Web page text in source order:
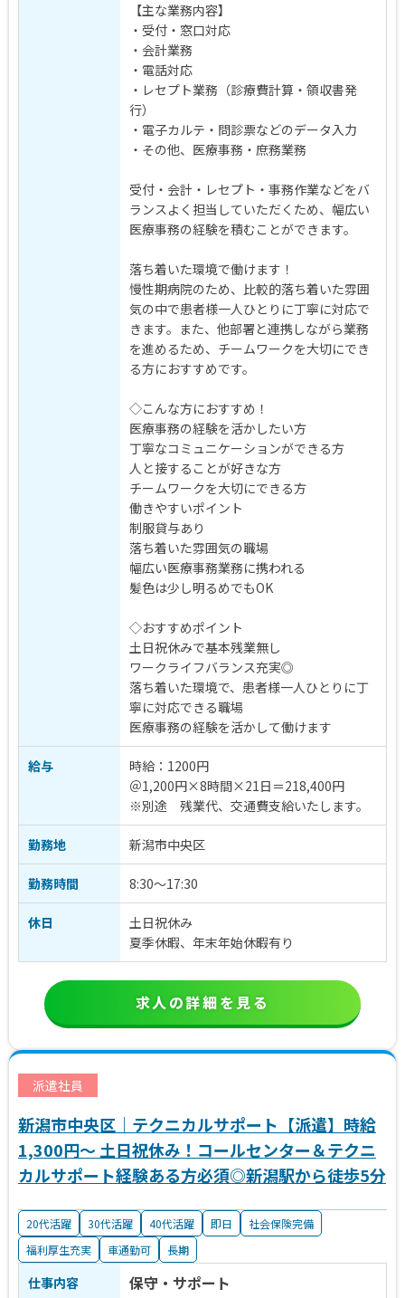
【主な業務内容】
・受付・窓口対応
・会計業務
・電話対応
・レセプト業務（診療費計算・領収書発
行）
・電子カルテ・問診票などのデータ入力
・その他、医療事務・庶務業務
受付・会計・レセプト・事務作業などをバ
ランスよく担当していただくため、幅広い
医療事務の経験を積むことができます。
落ち着いた環境で働けます！
慢性期病院のため、比較的落ち着いた雰囲
気の中で患者様一人ひとりに丁寧に対応で
きます。また、他部署と連携しながら業務
を進めるため、チームワークを大切にでき
る方におすすめです。
◇こんな方におすすめ！
医療事務の経験を活かしたい方
丁寧なコミュニケーションができる方
人と接することが好きな方
チームワークを大切にできる方
働きやすいポイント
制服貸与あり
落ち着いた雰囲気の職場
幅広い医療事務業務に携われる
髪色は少し明るめでもOK
◇おすすめポイント
土日祝休みで基本残業無し
ワークライフバランス充実◎
落ち着いた環境で、患者様一人ひとりに丁
寧に対応できる職場
医療事務の経験を活かして働けます
給与
時給：1200円
＠1,200円×8時間×21日＝218,400円
※別途 残業代、交通費支給いたします。
勤務地 新潟市中央区
勤務時間 8:30～17:30
休日
土日祝休み
夏季休暇、年末年始休暇有り
求人の詳細を見る
派遣社員
新潟市中央区｜テクニカルサポート【派遣】時給
1,300円～ 土日祝休み！コールセンター＆テクニ
カルサポート経験ある方必須◎新潟駅から徒歩5分
20代活躍 30代活躍 40代活躍 即日
社会保険完備
福利厚生充実
車通勤可 長期
仕事内容 保守・サポート